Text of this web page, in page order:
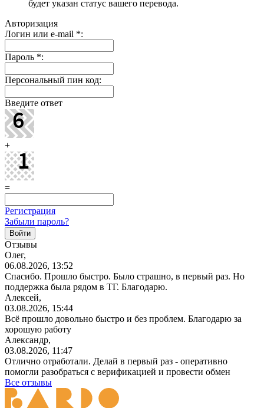
будет указан статус вашего перевода.
Авторизация
Логин или e-mail *:
Пароль *:
Персональный пин код:
Введите ответ
+
=
Регистрация
Забыли пароль?
Отзывы
Олег,
06.08.2026, 13:52
Спасибо. Прошло быстро. Было страшно, в первый раз. Но
поддержка была рядом в ТГ. Благодарю.
Алексей,
03.08.2026, 15:44
Всё прошло довольно быстро и без проблем. Благодарю за
хорошую работу
Александр,
03.08.2026, 11:47
Отлично отработали. Делай в первый раз - оперативно
помогли разобраться с верификацией и провести обмен
Все отзывы